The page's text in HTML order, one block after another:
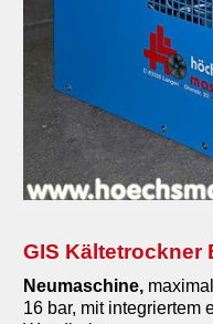
GIS Kältetrockner
Neumaschine,
16 bar, mit integriertem